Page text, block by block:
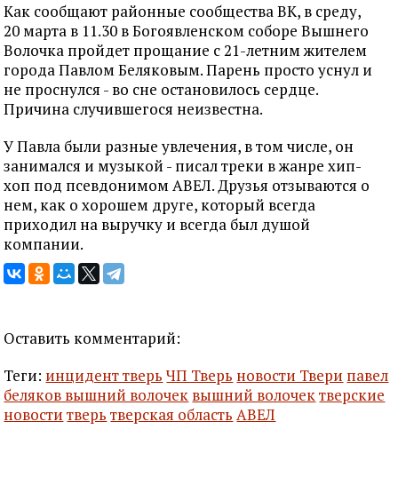
Как сообщают районные сообщества ВК, в среду,
20 марта в 11.30 в Богоявленском соборе Вышнего
Волочка пройдет прощание с 21-летним жителем
города Павлом Беляковым. Парень просто уснул и
не проснулся - во сне остановилось сердце.
Причина случившегося неизвестна.
У Павла были разные увлечения, в том числе, он
занимался и музыкой - писал треки в жанре хип-
хоп под псевдонимом АВЕЛ. Друзья отзываются о
нем, как о хорошем друге, который всегда
приходил на выручку и всегда был душой
компании.
Оставить комментарий:
Теги: инцидент тверь ЧП Тверь новости Твери павел
беляков вышний волочек вышний волочектверские
новости тверь тверская область АВЕЛ